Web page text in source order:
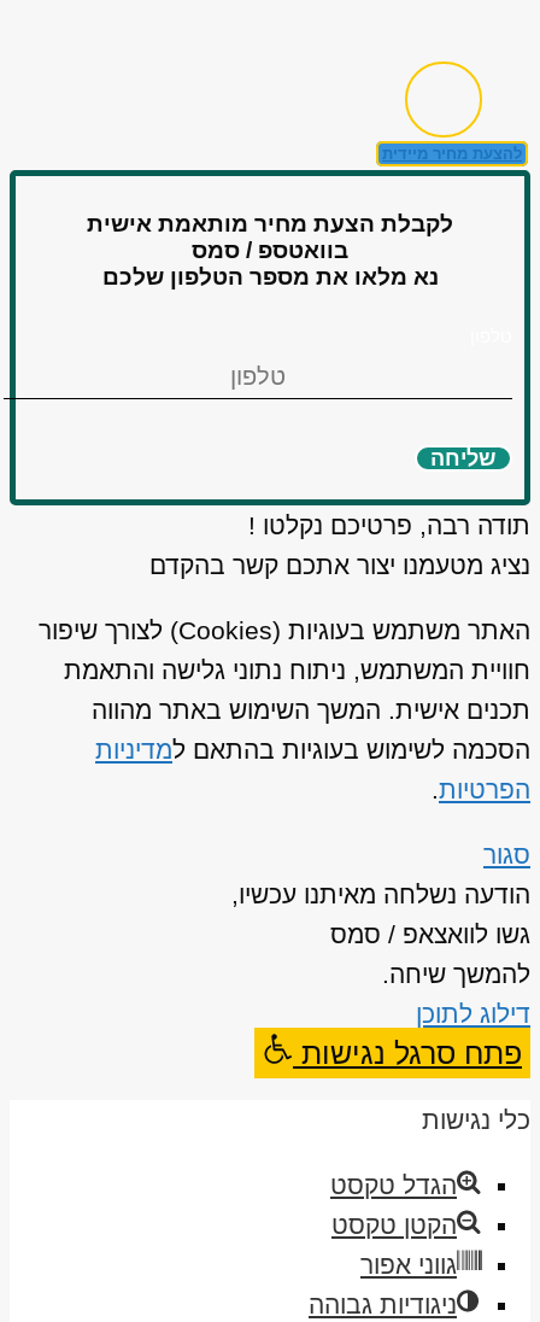
להצעת מחיר מיידית
לקבלת הצעת מחיר מותאמת אישית
בוואטספ / סמס
נא מלאו את מספר הטלפון שלכם
שליחה
תודה רבה, פרטיכם נקלטו !
נציג מטעמנו יצור אתכם קשר בהקדם
האתר משתמש בעוגיות (Cookies) לצורך שיפור
חוויית המשתמש, ניתוח נתוני גלישה והתאמת
תכנים אישית. המשך השימוש באתר מהווה
הסכמה לשימוש בעוגיות בהתאם למדיניות
הפרטיות.
סגור
הודעה נשלחה מאיתנו עכשיו,
גשו לוואצאפ / סמס
להמשך שיחה.
דילוג לתוכן
פתח סרגל נגישות
כלי נגישות
הגדל טקסט
הקטן טקסט
גווני אפור
ניגודיות גבוהה